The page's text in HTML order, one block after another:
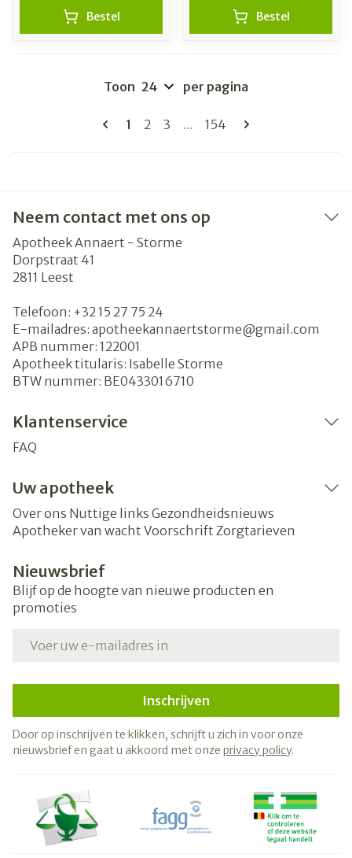
Bestel Bestel
Pagina's
U lees momenteel pagina
1 Pagina
2 Pagina
3 ... Pagina
154
Toon per pagina
Neem contact met ons op
Apotheek Annaert - Storme
Dorpstraat 41
2811 Leest
Telefoon: +32 15 27 75 24
E-mailadres: apotheekannaertstorme@gmail.com
APB nummer: 122001
Apotheek titularis: Isabelle Storme
BTW nummer: BE0433016710
Klantenservice
FAQ
Uw apotheek
Over ons Nuttige links Gezondheidsnieuws
Apotheker van wacht Voorschrift Zorgtarieven
Nieuwsbrief
Blijf op de hoogte van nieuwe producten en
promoties
Inschrijven
Door op inschrijven te klikken, schrijft u zich in voor onze
nieuwsbrief en gaat u akkoord met onze privacy policy.